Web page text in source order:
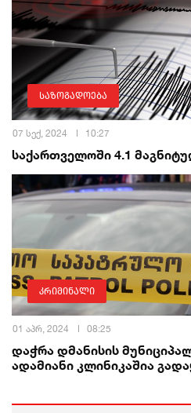
საზოგადოება
07 სექ, 2024 10:27
საქართველოში 4.1
კრიმინალი
01 აპრ, 2024 08:25
დაჭრა დმანისის
ადამიანი კლინიკაშია